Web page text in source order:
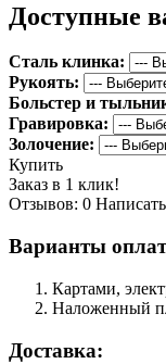
Доступные
Сталь клинка:
Рукоять:
Больстер и
Гравировка:
Золочение:
Купить
Заказ в 1 клик!
Отзывов: 0
Варианты
Картами,
Наложенный
Доставка: